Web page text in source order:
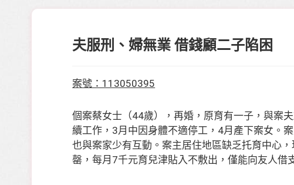
夫服刑、婦無業 借錢顧二子陷困
案號：113050395
個案蔡女士（44歲），再婚，原育有一子，與案
續工作，3月中因身體不適停工，4月產下案女。
也與案家少有互動。案主居住地區缺乏托育中心
罄，每月7千元育兒津貼入不敷出，僅能向友人借